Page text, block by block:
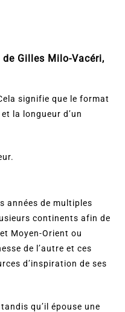
Gilles Milo-Vacéri,
signifie que le format
la longueur d’un
années de multiples
continents afin de
Moyen-Orient ou
de l’autre et ces
d’inspiration de ses
qu’il épouse une